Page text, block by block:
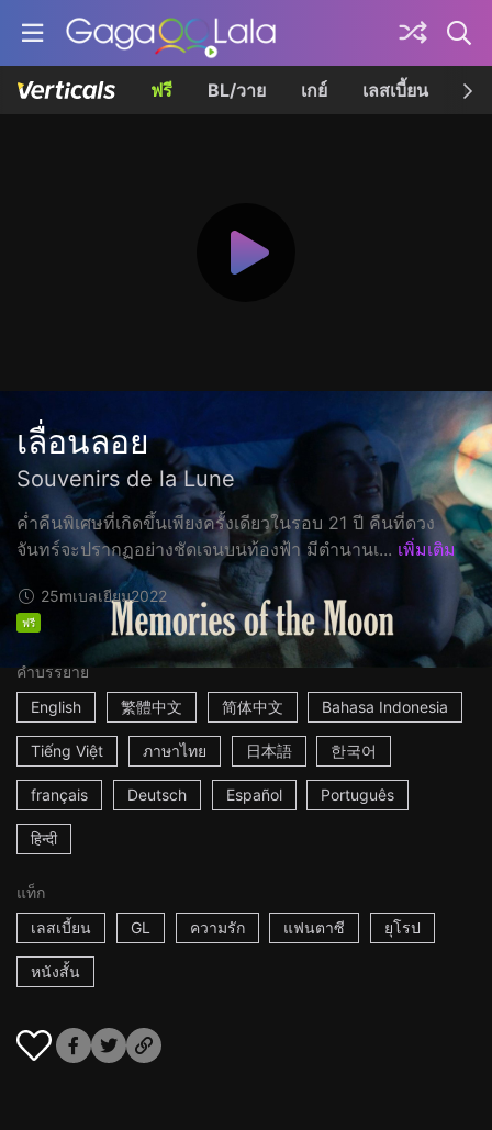
ฟรี BL/วาย เกย์ เลสเบี้ยน เค
เลื่อนลอย
Souvenirs de la Lune
ค่ำคืนพิเศษที่เกิดขึ้นเพียงครั้งเดียวในรอบ 21 ปี คืนที่ดวง
จันทร์จะปรากฏอย่างชัดเจนบนท้องฟ้า มีตำนานเ... เพิ่มเติม
25mเบลเยียม2022
ฟรี
คำบรรยาย
English
繁體中文 简体中文 Bahasa Indonesia
Tiếng Việt ภาษาไทย 日本語 한국어
français Deutsch Español Português
हिन्दी
แท็ก
เลสเบี้ยน
GL ความรัก แฟนตาซี ยุโรป
หนังสั้น